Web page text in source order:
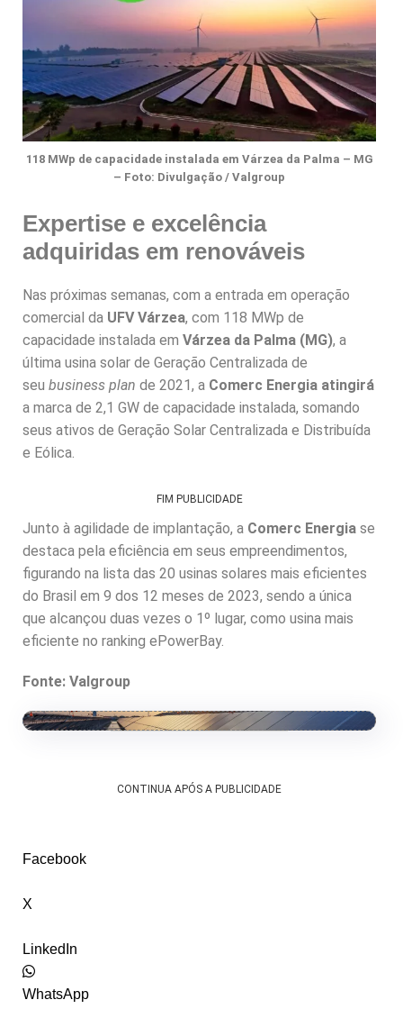
118 MWp de capacidade instalada em Várzea da Palma – MG
– Foto: Divulgação / Valgroup
Expertise e excelência
adquiridas em renováveis
Nas próximas semanas, com a entrada em operação
comercial da UFV Várzea, com 118 MWp de
capacidade instalada em Várzea da Palma (MG), a
última usina solar de Geração Centralizada de
seu business plan de 2021, a Comerc Energia atingirá
a marca de 2,1 GW de capacidade instalada, somando
seus ativos de Geração Solar Centralizada e Distribuída
e Eólica.
FIM PUBLICIDADE
Junto à agilidade de implantação, a Comerc Energia se
destaca pela eficiência em seus empreendimentos,
figurando na lista das 20 usinas solares mais eficientes
do Brasil em 9 dos 12 meses de 2023, sendo a única
que alcançou duas vezes o 1º lugar, como usina mais
eficiente no ranking ePowerBay.
Fonte: Valgroup
CONTINUA APÓS A PUBLICIDADE
Facebook
X
LinkedIn
WhatsApp